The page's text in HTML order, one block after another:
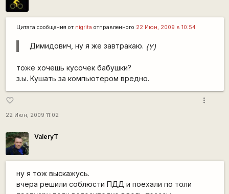
Цитата сообщения от nigrita отправленного 22 Июн, 2009 в 10:54
Димидович, ну я же завтракаю. (Y)
тоже хочешь кусочек бабушки?
з.ы. Кушать за компьютером вредно.
favorite_border
22 Июн, 2009 11:02
more_vert
ValeryT
ну я тож выскажусь.
вчера решили соблюсти ПДД и поехали по толи